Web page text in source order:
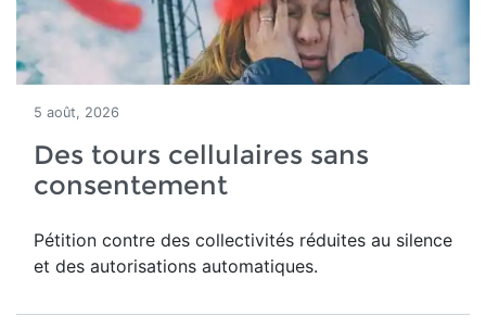
5 août, 2026
Des tours cellulaires sans
consentement
Pétition contre des collectivités réduites au silence
et des autorisations automatiques.